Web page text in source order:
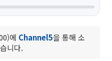
에 Channel5을 통해 소
니다.